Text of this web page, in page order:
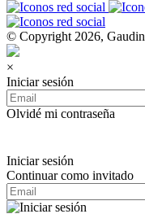
© Copyright 2026, Gaudin
×
Iniciar sesión
Olvidé mi contraseña
Iniciar sesión
Continuar como invitado